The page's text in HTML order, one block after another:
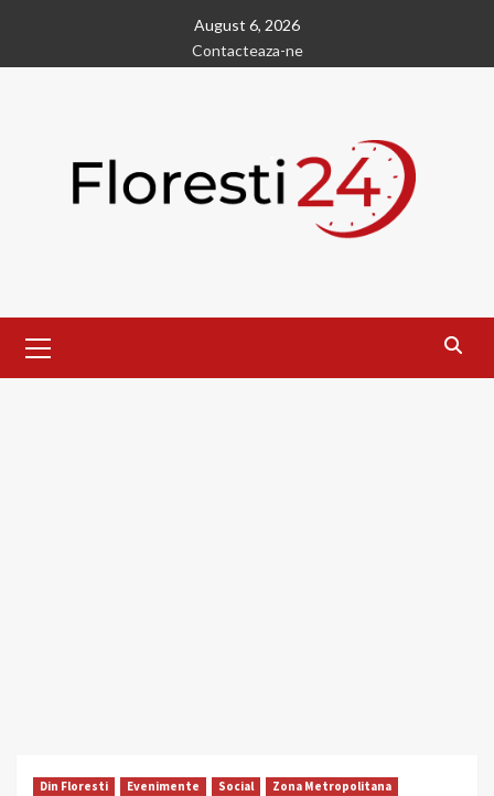
content
August 6, 2026
Contacteaza-ne
Menu
Din Floresti Evenimente Social Zona Metropolitana